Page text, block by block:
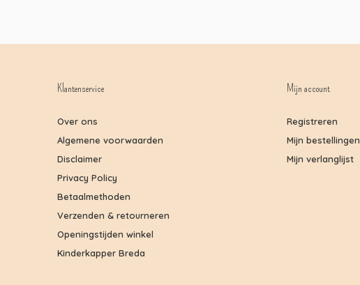
Klantenservice
Over ons
Algemene voorwaarden
Disclaimer
Privacy Policy
Betaalmethoden
Verzenden & retourneren
Openingstijden winkel
Kinderkapper Breda
Mijn account
Registreren
Mijn bestellingen
Mijn verlanglijst